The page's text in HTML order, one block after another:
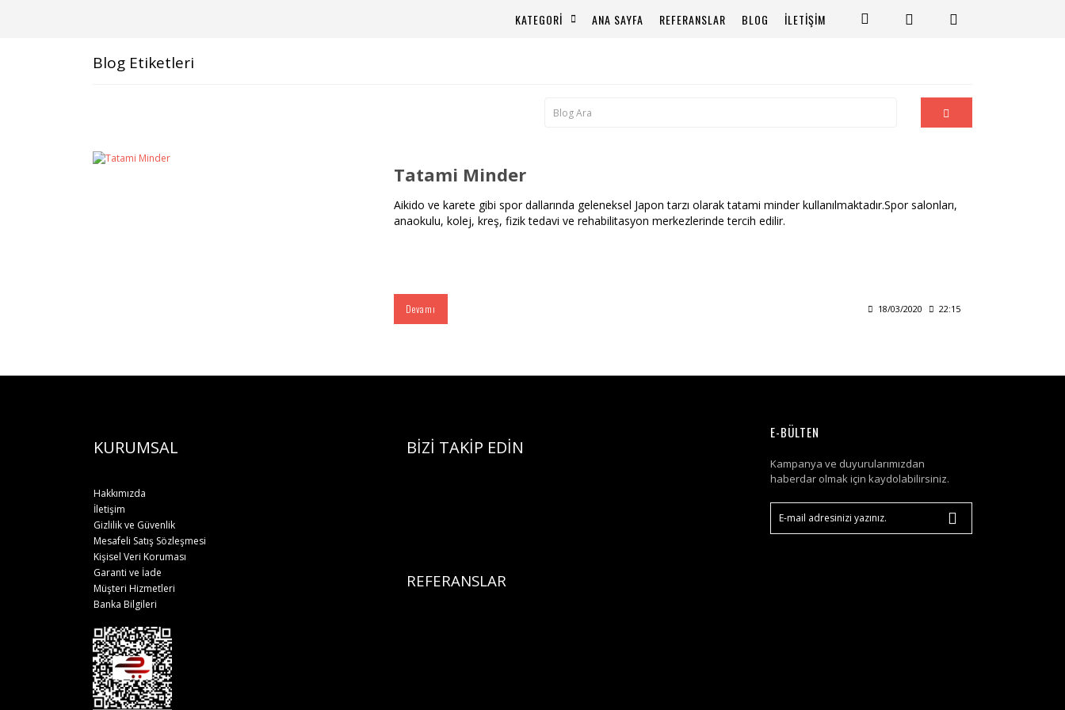
KATEGORİ ANA SAYFA REFERANSLAR BLOG İLETİŞİM
Blog Etiketleri
Tatami Minder
Aikido ve karete gibi spor dallarında geleneksel Japon tarzı olarak tatami minder kullanılmaktadır.Spor salonları,
anaokulu, kolej, kreş, fizik tedavi ve rehabilitasyon merkezlerinde tercih edilir.
Devamı 18/03/2020 22:15
KURUMSAL BİZİ TAKİP EDİN
Hakkımızda
İletişim
Gizlilik ve Güvenlik
Mesafeli Satış Sözleşmesi
Kişisel Veri Koruması
REFERANSLAR
Garanti ve İade
Müşteri Hizmetleri
Banka Bilgileri
E-BÜLTEN
Kampanya ve duyurularımızdan
haberdar olmak için kaydolabilirsiniz.